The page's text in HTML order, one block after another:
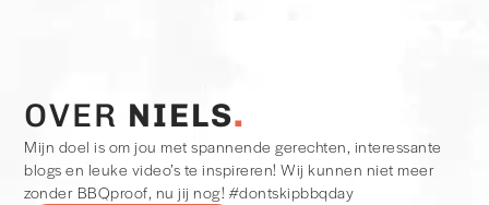
OVER NIELS
Mijn doel is om jou met spannende gerechten, interessante
blogs en leuke video’s te inspireren! Wij kunnen niet meer
zonder BBQproof, nu jij nog! #dontskipbbqday